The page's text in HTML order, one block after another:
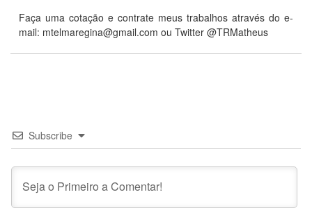
Faça uma cotação e contrate meus trabalhos através do e-
mail: mtelmaregina@gmail.com ou Twitter @TRMatheus
Subscribe